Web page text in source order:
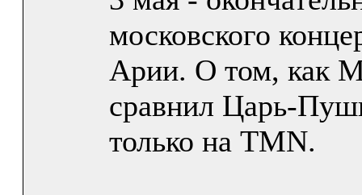
московского
Арии. О том, как
сравнил Царь-
только на TMN.